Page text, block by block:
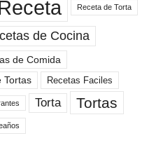
Receta de Torta
de Cocina
de Comida
Tortas Recetas Faciles
Torta Tortas